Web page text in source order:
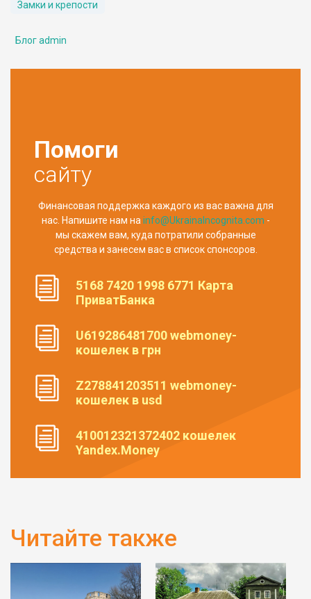
Замки и крепости
Блог admin
Помоги
сайту
Финансовая поддержка каждого из вас важна для
нас. Напишите нам на info@UkrainaIncognita.com -
мы скажем вам, куда потратили собранные
средства и занесем вас в список спонсоров.
5168 7420 1998 6771 Карта
ПриватБанка
U619286481700 webmoney-
кошелек в грн
Z278841203511 webmoney-
кошелек в usd
410012321372402 кошелек
Yandex.Money
Читайте также